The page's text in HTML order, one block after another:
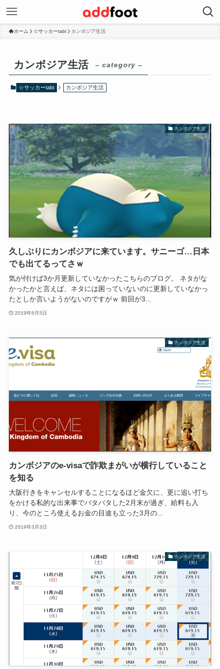
ホーム ☆サッカーtabi カンボジア生活
カンボジア生活 – category –
☆サッカーtabi カンボジア生活
カンボジア生活
久しぶりにカンボジアに来ています。サニーゴ…日本
でも出てるってさｗ
気が付けば3か月更新していなかったこちらのブログ。 ネタがな
かったかと言えば、ネタには困っていないのに更新していなかっ
たとしか言いようがないのですがｗ 前回が3...
2019年6月5日
カンボジア生活
カンボジアのe-visaで詐欺まがいが横行していること
を知る
大阪行きをキャンセルすることになるほど金欠に、更に追い打ち
をかける私的な出来事でバタバタした2月末が過ぎ、給料も入
り、今のところ使えるお金の目途も立った3月の...
2019年3月3日
カンボジア生活